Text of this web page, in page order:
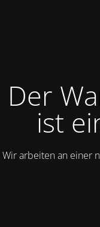
Der
ist
Wir arbeiten an einer